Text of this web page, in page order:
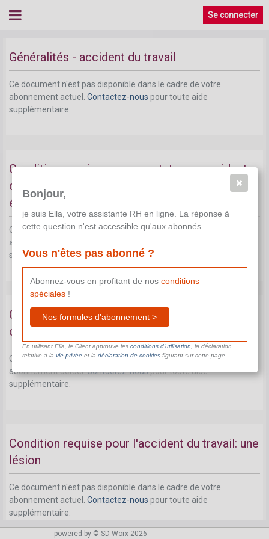
Se connecter
condition requise pour le salaire garanti
Généralités - accident du travail
Ce document n'est pas disponible dans le cadre de votre
abonnement actuel. Contactez-nous pour toute aide
supplémentaire.
Condition requise pour constater un accident
du travail ou une maladie professionnelle: un
événement soudain
Ce document n'est pas disponible dans le cadre de votre
abonnement actuel.
supplémentaire.
Condition requise pour l'accident du travail: une
cause extérieure
Ce document n'est pas disponible dans le cadre de votre
abonnement actuel.Contactez-nouspour toute aide
supplémentaire.
Condition requise pour l'accident du travail: une
lésion
Ce document n'est pas disponible dans le cadre de votre
abonnement actuel. Contactez-nous pour toute aide
supplémentaire.
powered by © SD Worx 2026
Bonjour,
je suis Ella, votre assistante RH en ligne. La réponse à
cette question n'est accessible qu'aux abonnés.
Vous n'êtes pas abonné ?
Abonnez-vous en profitant de nos conditions
spéciales!
Nos formules d'abonnement >
En utilisant Ella, le Client approuve les conditions d’utilisation , la déclaration
relative à la vie privéeet la déclaration de cookiesfigurant sur cette page.